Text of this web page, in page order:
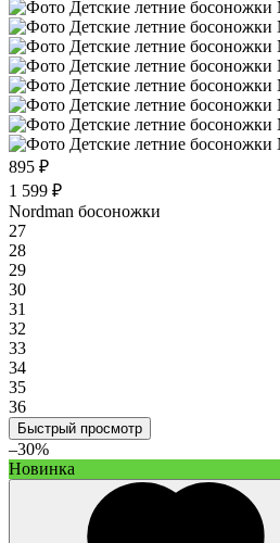
895 ₽
1 599 ₽
Nordman босоножки
27
28
29
30
31
32
33
34
35
36
Быстрый просмотр
–30%
Новинка